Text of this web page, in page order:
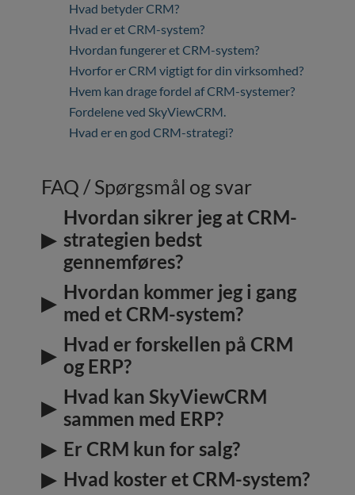
Hvad betyder CRM?
Hvad er et CRM-system?
Hvordan fungerer et CRM-system?
Hvorfor er CRM vigtigt for din virksomhed?
Hvem kan drage fordel af CRM-systemer?
Fordelene ved SkyViewCRM.
Hvad er en god CRM-strategi?
FAQ / Spørgsmål og svar
Hvordan sikrer jeg at CRM-
strategien bedst
gennemføres?
Hvordan kommer jeg i gang
med et CRM-system?
Hvad er forskellen på CRM
og ERP?
Hvad kan SkyViewCRM
sammen med ERP?
Er CRM kun for salg?
Hvad koster et CRM-system?